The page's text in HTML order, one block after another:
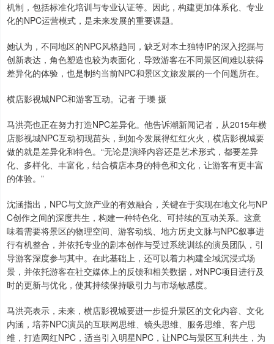
机制，包括标准化培训与专业认证等。因此，构建更加体系化、专业
化的NPC运营模式，是未来发展的重要课题。
她认为，不同地区的NPC风格趋同，缺乏对本土独特IP的深入挖掘与
创新表达，角色塑造也较为表面化，导致游客在不同景区间难以获得
差异化的体验，也是制约当前NPC和景区文旅发展的一个问题所在。
横店影视城NPC和游客互动。记者 于瓅 摄
马洪亮也正在努力打造NPC差异化。他告诉潮新闻记者，从2015年横
店影视城NPC互动初现苗头，到如今发展得红红火火，横店影视城要
做的就是差异化和特色。“无论是演绎内容还是艺术形式，都要差异
化、多样化、丰富化，结合横店本身的特色和文化，让游客有更丰富
的体验。”
沈涵指出，NPC与文旅产业的有效融合，关键在于实现在地文化与NP
C创作之间的深度共生，构建一种特色化、可持续的互动关系。这意
味着需要将景区的物理空间、游客动线、地方历史文脉与NPC叙事进
行有机整合，并依托专业的剧本创作与受过系统训练的演员团队，引
导游客深度参与其中。在此基础上，还可以着力构建全域沉浸式场
景，并依托游客在社交媒体上的反馈和相关数据，对NPC项目进行及
时的更新与优化，使其持续保持吸引力与市场敏感度。
马洪亮表示，未来，横店影视城要进一步提升景区的文化内容、文化
内涵，培养NPC演员的互联网思维、镜头思维、服务思维、客户思
维，打造网红NPC，适当引入明星NPC，让NPC与景区互利共生，为